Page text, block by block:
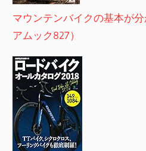
マウンテンバイクの基本が
アムック827）